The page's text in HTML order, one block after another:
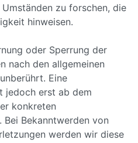
zu forschen, die
hinweisen.
oder Sperrung der
nach den allgemeinen
Eine
jedoch erst ab dem
konkreten
Bekanntwerden von
werden wir diese